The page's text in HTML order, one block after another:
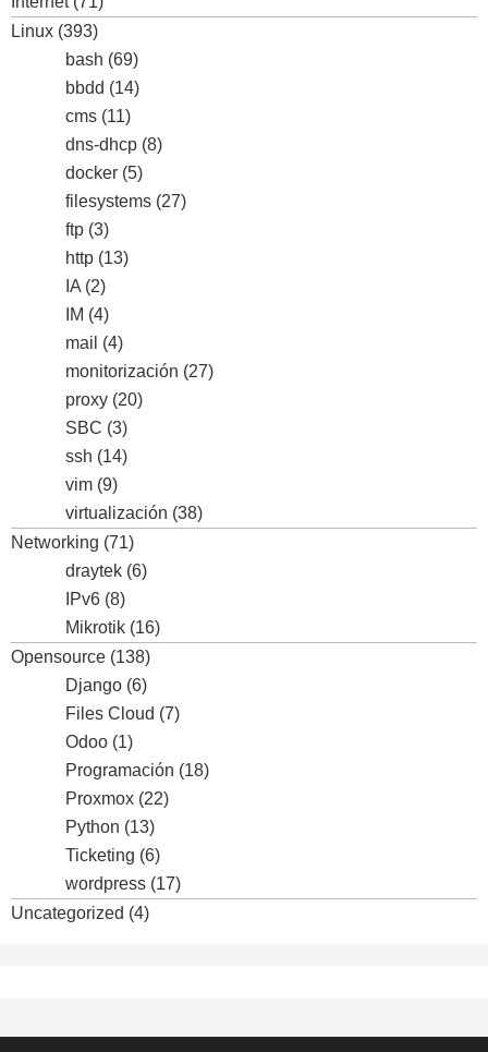
Linux (393)
bash (69)
bbdd (14)
cms (11)
dns-dhcp (8)
docker (5)
filesystems (27)
ftp (3)
http (13)
IA (2)
IM (4)
mail (4)
monitorización (27)
proxy (20)
SBC (3)
ssh (14)
vim (9)
virtualización (38)
Networking (71)
draytek (6)
IPv6 (8)
Mikrotik (16)
Opensource (138)
Django (6)
Files Cloud (7)
Odoo (1)
Programación (18)
Proxmox (22)
Python (13)
Ticketing (6)
wordpress (17)
Uncategorized (4)